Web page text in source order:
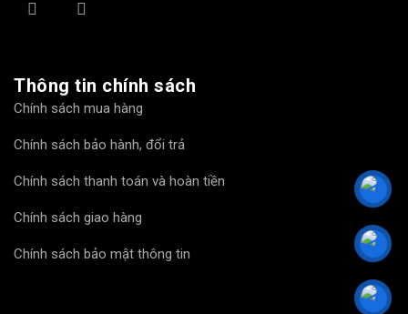
Thông tin chính sách
Chính sách mua hàng
Chính sách bảo hành, đổi trả
Chính sách thanh toán và hoàn tiền
Chính sách giao hàng
Chính sách bảo mật thông tin